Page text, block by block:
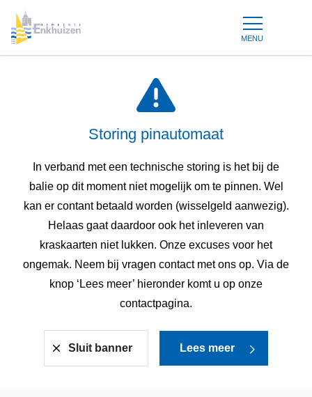
MENU
Storing pinautomaat
In verband met een technische storing is het bij de
balie op dit moment niet mogelijk om te pinnen. Wel
kan er contant betaald worden (wisselgeld aanwezig).
Helaas gaat daardoor ook het inleveren van
kraskaarten niet lukken. Onze excuses voor het
ongemak. Neem bij vragen contact met ons op. Via de
knop ‘Lees meer’ hieronder komt u op onze
contactpagina.
Sluit banner Lees meer